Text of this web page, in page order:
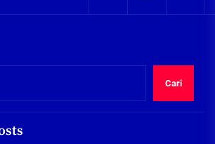
SDN Gilang II Tulangan
Cari